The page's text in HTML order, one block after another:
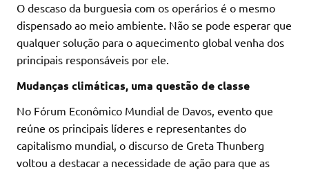
O descaso da burguesia com os operários é o mesmo
dispensado ao meio ambiente. Não se pode esperar que
qualquer solução para o aquecimento global venha dos
principais responsáveis por ele.
Mudanças climáticas, uma questão de classe
No Fórum Econômico Mundial de Davos, evento que
reúne os principais líderes e representantes do
capitalismo mundial, o discurso de Greta Thunberg
voltou a destacar a necessidade de ação para que as